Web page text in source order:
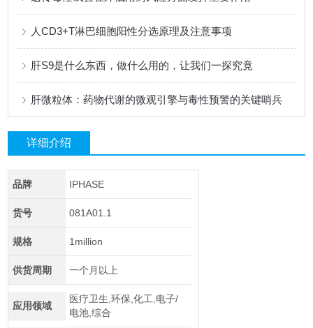
人CD3+T淋巴细胞阳性分选原理及注意事项
肝S9是什么东西，做什么用的，让我们一探究竟
肝微粒体：药物代谢的微观引擎与毒性预警的关键哨兵
详细介绍
品牌 IPHASE
货号 081A01.1
规格 1million
供货周期 一个月以上
应用领域
医疗卫生,环保,化工,电子/
电池,综合